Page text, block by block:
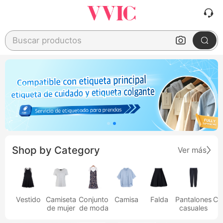
Buscar productos
Shop by Category Ver más
Vestido
Camiseta
de mujer
Conjunto
de moda
Camisa Falda
Pantalones
casuales